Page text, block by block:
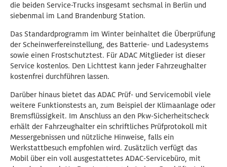
die beiden Service-Trucks insgesamt sechsmal in Berlin und
siebenmal im Land Brandenburg Station.
Das Standardprogramm im Winter beinhaltet die Überprüfung
der Scheinwerfereinstellung, des Batterie- und Ladesystems
sowie einen Frostschutztest. Für ADAC Mitglieder ist dieser
Service kostenlos. Den Lichttest kann jeder Fahrzeughalter
kostenfrei durchführen lassen.
Darüber hinaus bietet das ADAC Prüf- und Servicemobil viele
weitere Funktionstests an, zum Beispiel der Klimaanlage oder
Bremsflüssigkeit. Im Anschluss an den Pkw-Sicherheitscheck
erhält der Fahrzeughalter ein schriftliches Prüfprotokoll mit
Messergebnissen und nützliche Hinweise, falls ein
Werkstattbesuch empfohlen wird. Zusätzlich verfügt das
Mobil über ein voll ausgestattetes ADAC-Servicebüro, mit